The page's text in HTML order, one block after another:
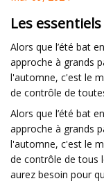
Les
Alors que l’été bat
approche à grands
l'automne, c'est le
de contrôle de
Alors que l’été bat
approche à grands
l'automne, c'est le
de contrôle de tous
aurez besoin pour